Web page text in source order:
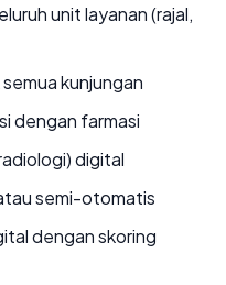
unit layanan (rajal,
kunjungan
dengan farmasi
digital
semi-otomatis
dengan skoring